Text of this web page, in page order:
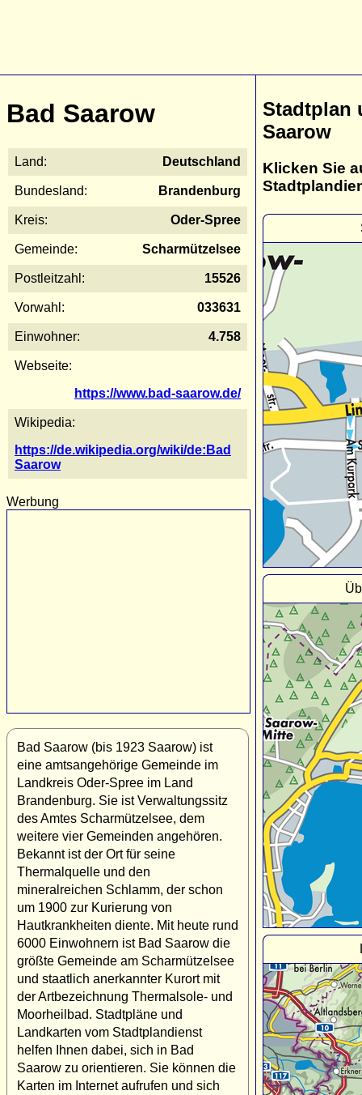
Bad Saarow
Land: Deutschland
Bundesland: Brandenburg
Kreis: Oder-Spree
Gemeinde: Scharmützelsee
Postleitzahl: 15526
Vorwahl: 033631
Einwohner: 4.758
Webseite:
https://www.bad-saarow.de/
Wikipedia:
https://de.wikipedia.org/wiki/de:Bad
Saarow
Werbung
Bad Saarow (bis 1923 Saarow) ist
eine amtsangehörige Gemeinde im
Landkreis Oder-Spree im Land
Brandenburg. Sie ist Verwaltungssitz
des Amtes Scharmützelsee, dem
weitere vier Gemeinden angehören.
Bekannt ist der Ort für seine
Thermalquelle und den
mineralreichen Schlamm, der schon
um 1900 zur Kurierung von
Hautkrankheiten diente. Mit heute rund
6000 Einwohnern ist Bad Saarow die
größte Gemeinde am Scharmützelsee
und staatlich anerkannter Kurort mit
der Artbezeichnung Thermalsole- und
Moorheilbad. Stadtpläne und
Landkarten vom Stadtplandienst
helfen Ihnen dabei, sich in Bad
Saarow zu orientieren. Sie können die
Karten im Internet aufrufen und sich
Stadtplan
Saarow
Klicken Sie